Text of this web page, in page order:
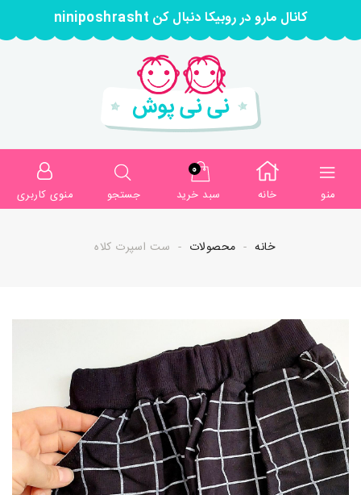
کانال مارو در روبیکا دنبال کن niniposhrasht
منو خانه
0
سبد خرید
جستجو منوی کاربری
خانه محصولات ست اسپرت کلاه